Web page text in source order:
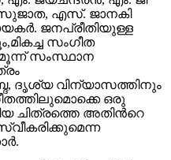
എസ്. ജാനകി
ജനപ്രീതിയുള്ള
സംഗീത
മൂന്ന് സംസ്ഥാന
ദൃശ്യ വിന്യാസത്തിനും
ഒരു
ചിത്രത്തെ അതിന്‍റെ